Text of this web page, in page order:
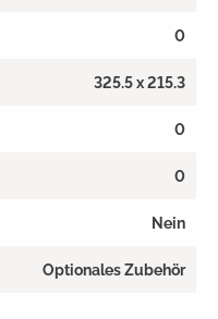
0
325.5 x 215.3
0
0
Nein
Optionales Zubehör